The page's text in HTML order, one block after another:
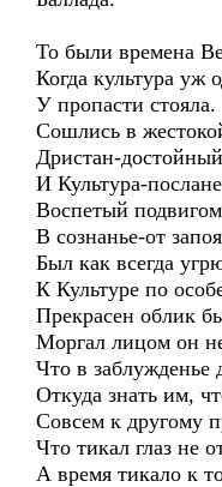
То были времена
Когда культура уж
У пропасти стояла.
Сошлись в
Дристан-
И Культура-
Воспетый
В сознанье-от
Был как всегда
К Культуре по
Прекрасен облик
Моргал лицом он
Что в заблужденье
Откуда знать им,
Совсем к другому
Что тикал глаз не
А время тикало к